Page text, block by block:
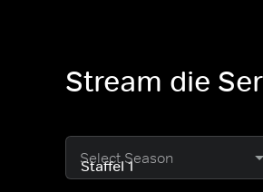
Stream die
Select Season